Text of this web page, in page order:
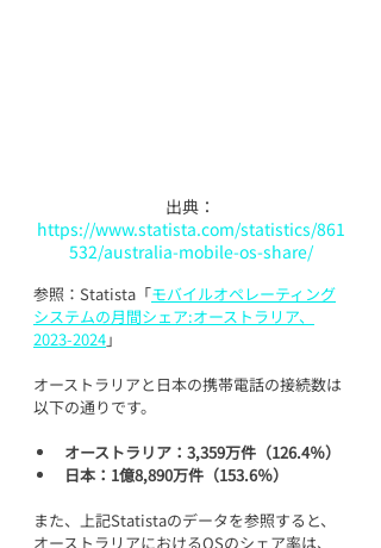
出典：
https://www.statista.com/statistics/861
532/australia-mobile-os-share/
参照：Statista「モバイルオペレーティング
システムの月間シェア:オーストラリア、
2023-2024」
オーストラリアと日本の携帯電話の接続数は
以下の通りです。
オーストラリア：3,359万件（126.4％）
日本：1億8,890万件（153.6％）
また、上記Statistaのデータを参照すると、
オーストラリアにおけるOSのシェア率は、